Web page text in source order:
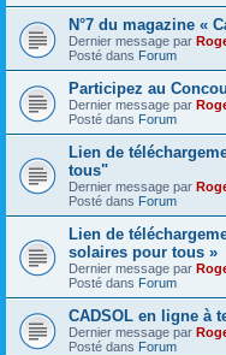
N°7 du magazine «
Dernier message par
Posté dans Forum
Participez au
Dernier message par
Posté dans Forum
Lien de
tous"
Dernier message par
Posté dans Forum
Lien de
solaires pour tous »
Dernier message par
Posté dans Forum
CADSOL en ligne à
Dernier message par
Posté dans Forum